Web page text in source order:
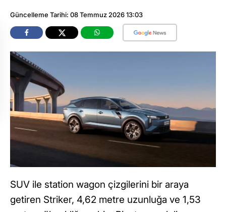
Güncelleme Tarihi: 08 Temmuz 2026 13:03
SUV ile station wagon çizgilerini bir araya
getiren Striker, 4,62 metre uzunluğa ve 1,53